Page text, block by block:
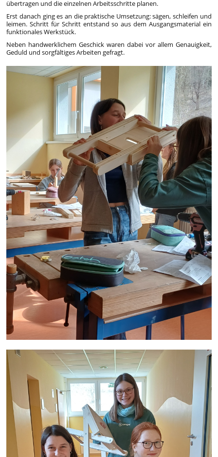
übertragen und die einzelnen Arbeitsschritte planen.
Erst danach ging es an die praktische Umsetzung: sägen, schleifen und
leimen. Schritt für Schritt entstand so aus dem Ausgangsmaterial ein
funktionales Werkstück.
Neben handwerklichem Geschick waren dabei vor allem Genauigkeit,
Geduld und sorgfältiges Arbeiten gefragt.